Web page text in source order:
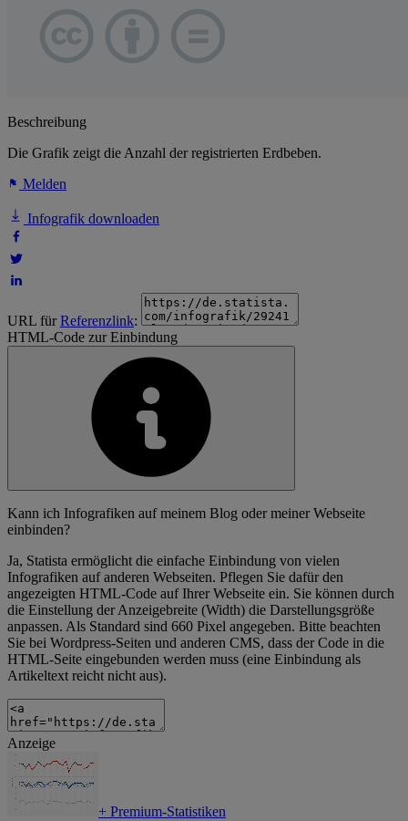
Beschreibung
Die Grafik zeigt die Anzahl der registrierten Erdbeben.
Melden
Infografik downloaden
URL fürReferenzlink:
HTML-Code zur Einbindung
Kann ich Infografiken auf meinem Blog oder meiner Webseite
einbinden?
Ja, Statista ermöglicht die einfache Einbindung von vielen
Infografiken auf anderen Webseiten. Pflegen Sie dafür den
angezeigten HTML-Code auf Ihrer Webseite ein. Sie können durch
die Einstellung der Anzeigebreite (Width) die Darstellungsgröße
anpassen. Als Standard sind 660 Pixel angegeben. Bitte beachten
Sie bei Wordpress-Seiten und anderen CMS, dass der Code in die
HTML-Seite eingebunden werden muss (eine Einbindung als
Artikeltext reicht nicht aus).
Anzeige
+ Premium-Statistiken